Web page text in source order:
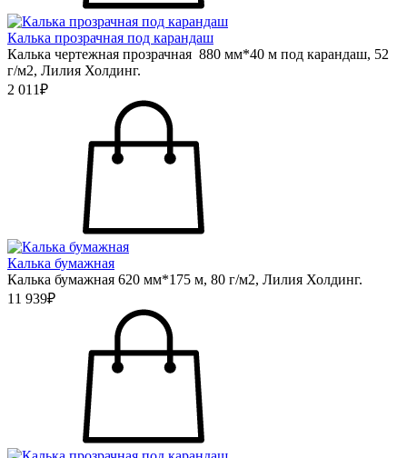
Калька прозрачная под карандаш
Калька чертежная прозрачная 880 мм*40 м под карандаш, 52
г/м2, Лилия Холдинг.
2 011₽
Калька бумажная
Калька бумажная 620 мм*175 м, 80 г/м2, Лилия Холдинг.
11 939₽